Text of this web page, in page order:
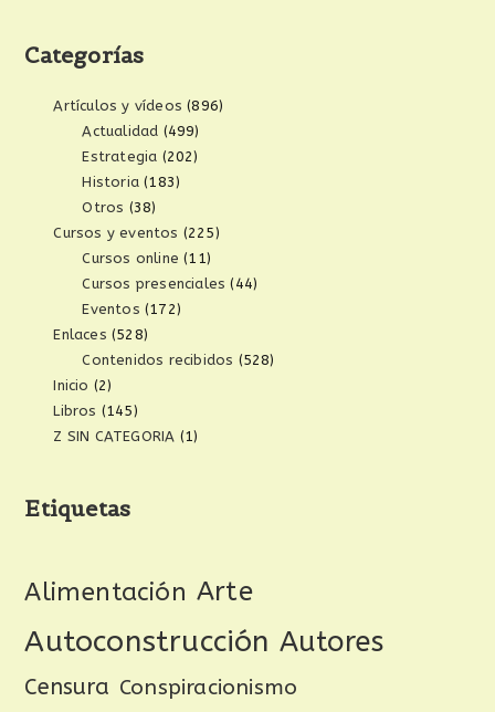
Categorías
Artículos y vídeos (896)
Actualidad (499)
Estrategia (202)
Historia (183)
Otros (38)
Cursos y eventos (225)
Cursos online (11)
Cursos presenciales (44)
Eventos (172)
Enlaces (528)
Contenidos recibidos (528)
Inicio (2)
Libros (145)
Z SIN CATEGORIA (1)
Etiquetas
Alimentación Arte
Autoconstrucción Autores
Censura Conspiracionismo